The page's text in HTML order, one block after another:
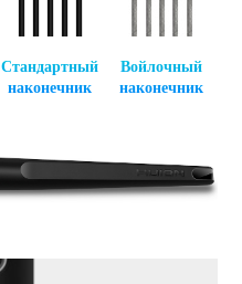
Стандартный
наконечник
Войлочный
наконечник